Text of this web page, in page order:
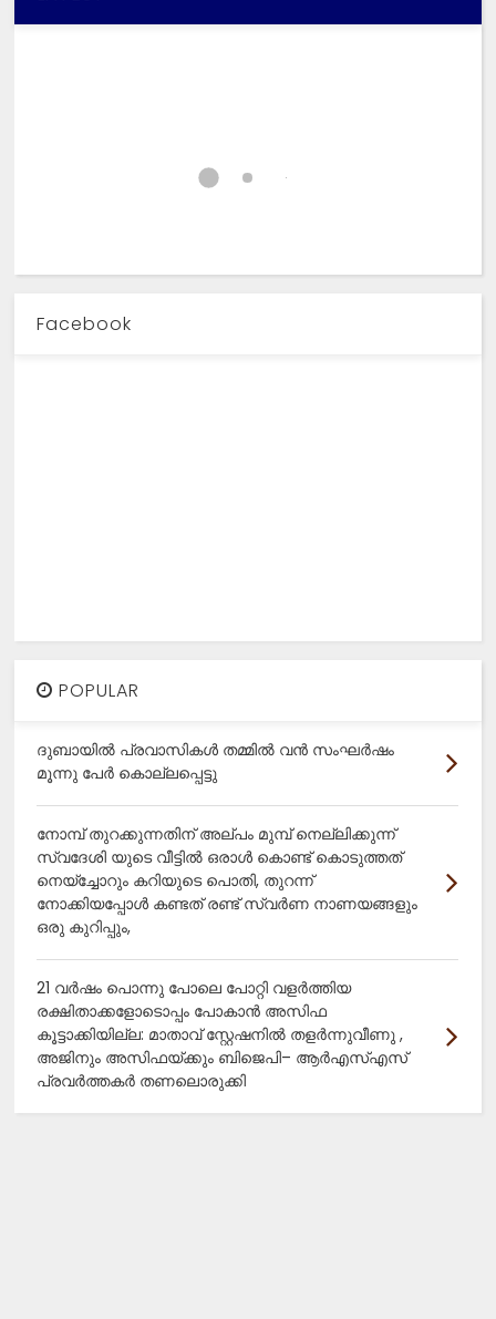
Facebook
POPULAR
ദുബായിൽ പ്രവാസികൾ തമ്മിൽ വൻ സംഘർഷം
മൂന്നു പേർ കൊല്ലപ്പെട്ടു
നോമ്പ് തുറക്കുന്നതിന് അല്പം മുമ്പ് നെല്ലിക്കുന്ന്
സ്വദേശി യുടെ വീട്ടിൽ ഒരാൾ കൊണ്ട് കൊടുത്തത്
നെയ്ച്ചോറും കറിയുടെ പൊതി, തുറന്ന്
നോക്കിയപ്പോൾ കണ്ടത് രണ്ട് സ്വർണ നാണയങ്ങളും
ഒരു കുറിപ്പും,
21 വർഷം പൊന്നു പോലെ പോറ്റി വളർത്തിയ
രക്ഷിതാക്കളോടൊപ്പം പോകാൻ അസിഫ
കൂട്ടാക്കിയില്ല: മാതാവ് സ്റ്റേഷനിൽ തളർന്നുവീണു ,
അജിനും അസിഫയ്ക്കും ബിജെപി– ആർഎസ്എസ്
പ്രവർത്തകർ തണലൊരുക്കി